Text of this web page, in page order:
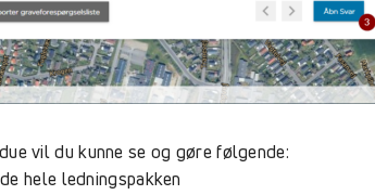
vil du kunne se og gøre følgende:
hele ledningspakken